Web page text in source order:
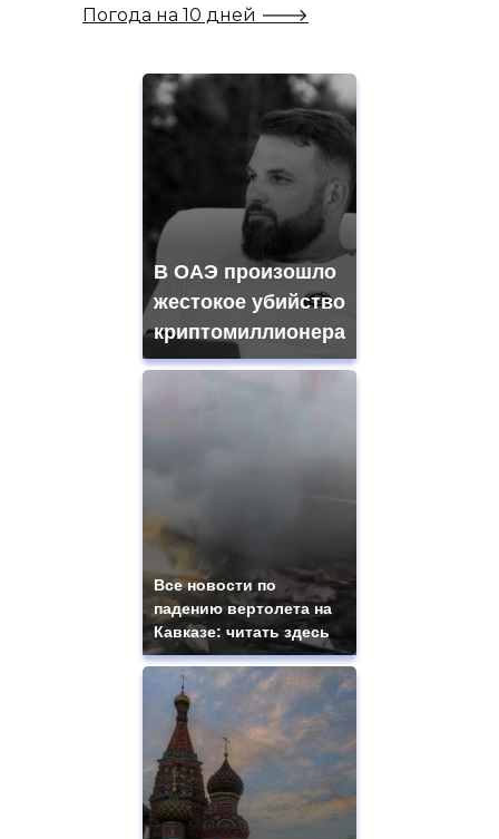
Погода на 10 дней 🡒
В ОАЭ произошло
жестокое убийство
криптомиллионера
Все новости по
падению вертолета на
Кавказе: читать здесь